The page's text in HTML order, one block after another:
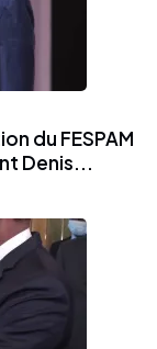
du FESPAM
Denis...